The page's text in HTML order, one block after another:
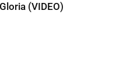
(VIDEO)